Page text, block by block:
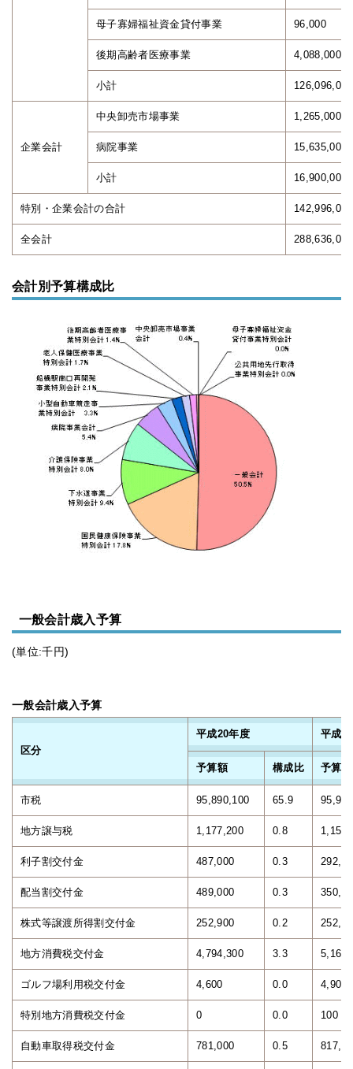
母子寡婦福祉資金貸付事業 96,000
後期高齢者医療事業 4,088,000
小計 126,096,000
企業会計
中央卸売市場事業 1,265,000
病院事業 15,635,000
小計 16,900,000
特別・企業会計の合計 142,996,000
全会計 288,636,000
会計別予算構成比
一般会計歳入予算
(単位:千円)
一般会計歳入予算
区分
平成20年度 平成
予算額 構成比 予算額
市税 95,890,100 65.9
地方譲与税 1,177,200 0.8
利子割交付金 487,000 0.3
配当割交付金 489,000 0.3
株式等譲渡所得割交付金 252,900 0.2
地方消費税交付金 4,794,300 3.3
ゴルフ場利用税交付金 4,600 0.0 4,900
特別地方消費税交付金 0 0.0 100
自動車取得税交付金 781,000 0.5